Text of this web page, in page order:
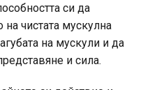
си да
на чистата мускулна
на мускули и да
и сила.